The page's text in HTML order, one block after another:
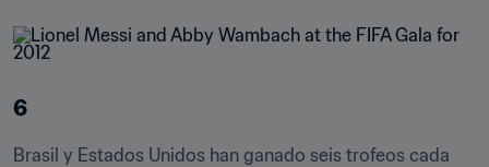
6
Brasil y Estados Unidos han ganado seis trofeos cada